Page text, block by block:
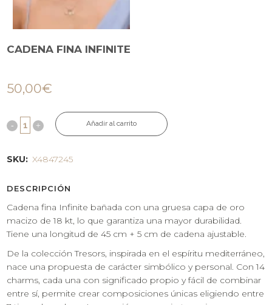
CADENA FINA INFINITE
50,00€
Añadir al carrito
SKU: X4847245
DESCRIPCIÓN
Cadena fina Infinite bañada con una gruesa capa de oro
macizo de 18 kt, lo que garantiza una mayor durabilidad.
Tiene una longitud de 45 cm + 5 cm de cadena ajustable.
De la colección Tresors, inspirada en el espíritu mediterráneo,
nace una propuesta de carácter simbólico y personal. Con 14
charms, cada una con significado propio y fácil de combinar
entre sí, permite crear composiciones únicas eligiendo entre